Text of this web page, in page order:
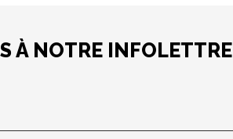
À NOTRE INFOLETTRE